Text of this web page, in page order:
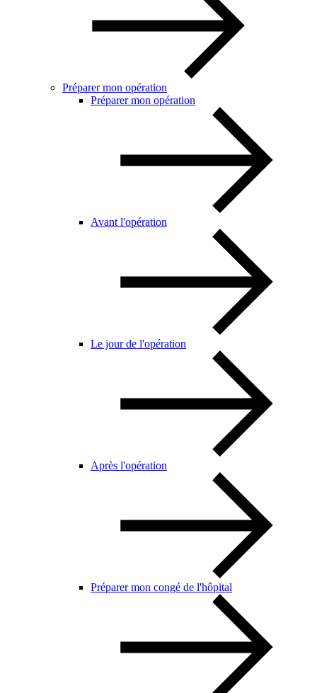
Préparer mon opération
Préparer mon opération
Avant l'opération
Le jour de l'opération
Après l'opération
Préparer mon congé de l'hôpital